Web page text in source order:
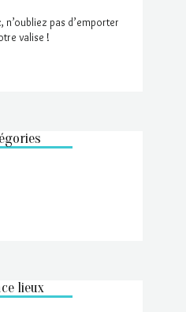
n’oubliez pas d’emporter
valise !
lieux